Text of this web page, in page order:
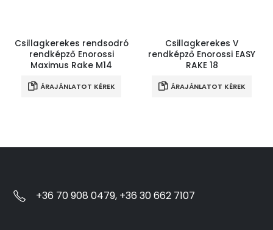
Csillagkerekes rendsodró
rendképző Enorossi
Maximus Rake M14
ÁRAJÁNLATOT KÉREK
Csillagkerekes V
rendképző Enorossi EASY
RAKE 18
ÁRAJÁNLATOT KÉREK
+36 70 908 0479, +36 30 662 7107